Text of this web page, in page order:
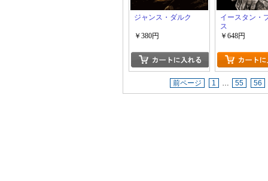
ジャンス・ダルク
￥380円
イースタン・
ス
￥648円
前ページ 1 … 55 56